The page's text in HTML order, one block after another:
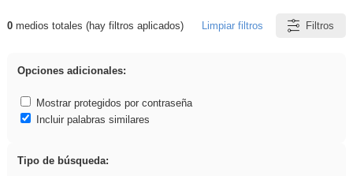
Resultados de: ritmo
0medios totales (hay filtros aplicados) Limpiar filtros Filtros
Opciones adicionales:
Mostrar protegidos por contraseña
Incluir palabras similares
Tipo de búsqueda: